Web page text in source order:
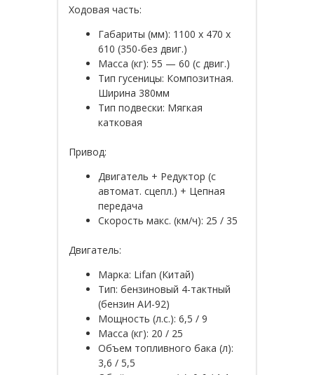
Ходовая часть:
Габариты (мм): 1100 х 470 х
610 (350-без двиг.)
Масса (кг): 55 — 60 (с двиг.)
Тип гусеницы: Композитная.
Ширина 380мм
Тип подвески: Мягкая
катковая
Привод:
Двигатель + Редуктор (с
автомат. сцепл.) + Цепная
передача
Скорость макс. (км/ч): 25 / 35
Двигатель:
Марка: Lifan (Китай)
Тип: бензиновый 4-тактный
(бензин АИ-92)
Мощность (л.с.): 6,5 / 9
Масса (кг): 20 / 25
Объем топливного бака (л):
3,6 / 5,5